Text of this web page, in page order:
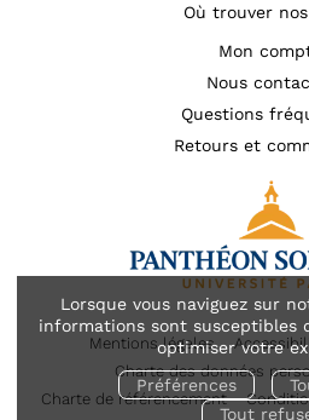
Lorsque vous naviguez sur
informations sont susceptibles
optimiser votre
Préférences
Tout
Où trouver
Mon
Nous
Questions
Retours et
Mentions légales
Charte des données
Charte de référencement